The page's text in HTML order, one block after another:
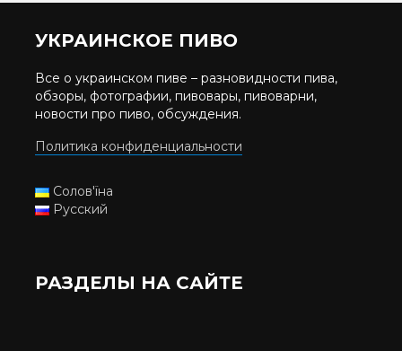
УКРАИНСКОЕ ПИВО
Все о украинском пиве – разновидности пива,
обзоры, фотографии, пивовары, пивоварни,
новости про пиво, обсуждения.
Политика конфиденциальности
Солов'їна
Русский
РАЗДЕЛЫ НА САЙТЕ